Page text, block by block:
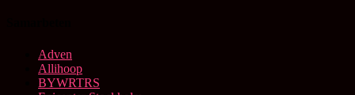
Adven
Allihoop
BYWRTRS